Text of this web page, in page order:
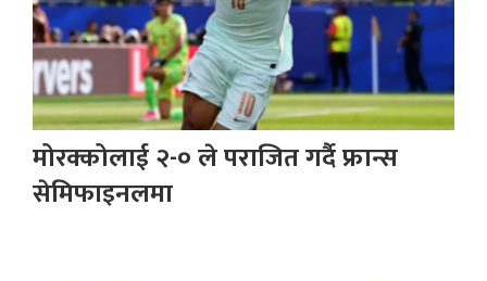
मोरक्कोलाई २-० ले पराजित गर्दै फ्रान्स
सेमिफाइनलमा